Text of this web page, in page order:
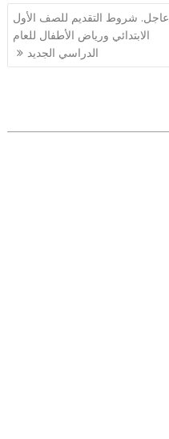
عاجل. شروط التقديم للصف الأول
الابتدائي ورياض الأطفال للعام
الدراسي الجديد